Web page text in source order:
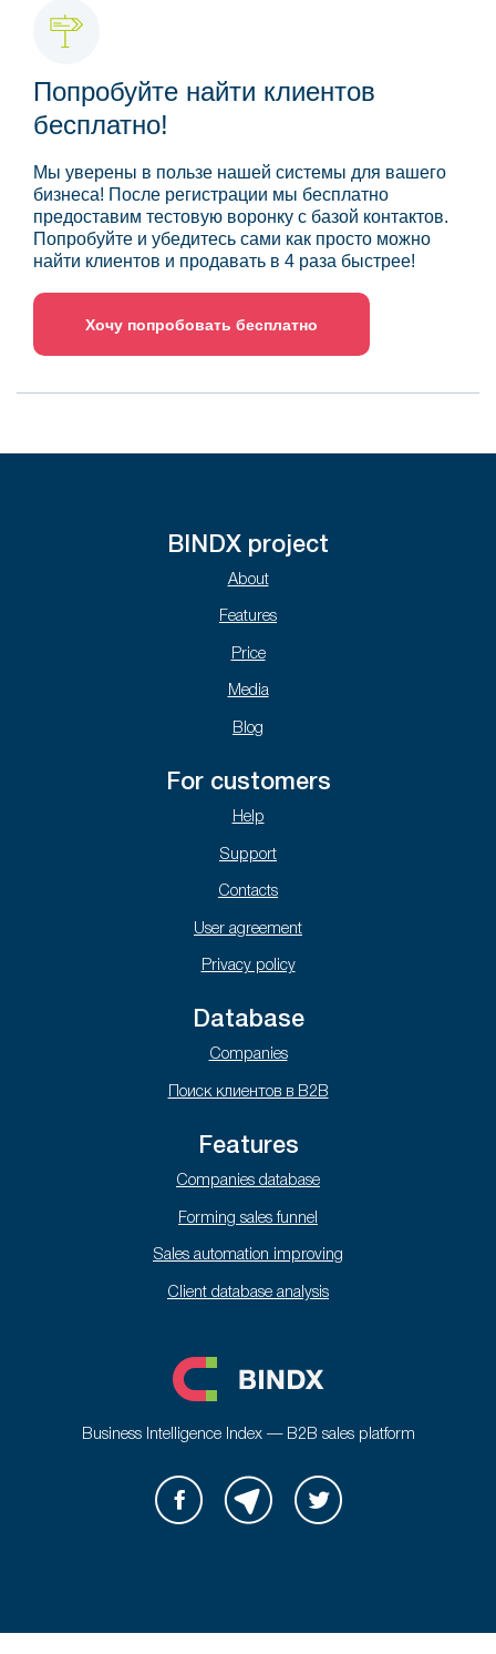
Попробуйте найти клиентов
бесплатно!
Мы уверены в пользе нашей системы для вашего
бизнеса! После регистрации мы бесплатно
предоставим тестовую воронку с базой контактов.
Попробуйте и убедитесь сами как просто можно
найти клиентов и продавать в 4 раза быстрее!
Хочу попробовать бесплатно
BINDX project
About
Features
Price
Media
Blog
For customers
Help
Support
Contacts
User agreement
Privacy policy
Database
Companies
Поиск клиентов в B2B
Features
Companies database
Forming sales funnel
Sales automation improving
Client database analysis
Business Intelligence Index — B2B sales platform